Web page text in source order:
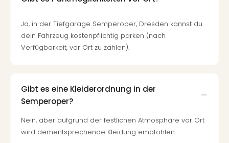
Ja, in der Tiefgarage Semperoper, Dresden kannst du
dein Fahrzeug kostenpflichtig parken (nach
Verfügbarkeit, vor Ort zu zahlen).
Gibt es eine Kleiderordnung in der
Semperoper?
Nein, aber aufgrund der festlichen Atmosphäre vor Ort
wird dementsprechende Kleidung empfohlen.